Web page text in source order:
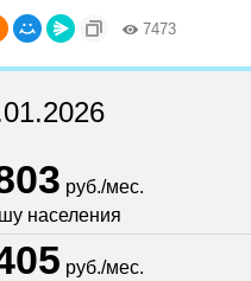
7473
руб./мес.
населения
руб./мес.